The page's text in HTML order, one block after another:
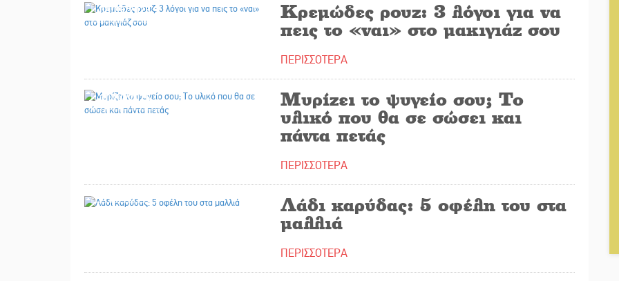
05/05/2025
Κρεμώδες ρουζ: 3 λόγοι για να
πεις το «ναι» στο μακιγιάζ σου
ΠΕΡΙΣΣΟΤΕΡΑ
30/04/2025
Μυρίζει το ψυγείο σου; Το
υλικό που θα σε σώσει και
πάντα πετάς
ΠΕΡΙΣΣΟΤΕΡΑ
Λάδι καρύδας: 5 οφέλη του στα
μαλλιά
ΠΕΡΙΣΣΟΤΕΡΑ